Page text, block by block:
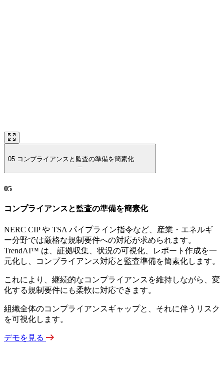
05 コンプライアンスと監査の準備を簡素化
05
コンプライアンスと監査の準備を簡素化
NERC CIP や TSA パイプライン指令など、産業・エネルギ
ー分野では厳格な規制要件への対応が求められます。
TrendAI™ は、証拠収集、状況の可視化、レポート作成を一
元化し、コンプライアンス対応と監査準備を簡素化します。
これにより、継続的なコンプライアンスを維持しながら、変
化する規制要件にも柔軟に対応できます。
組織全体のコンプライアンスギャップと、それに伴うリスク
を可視化します。
デモを見る